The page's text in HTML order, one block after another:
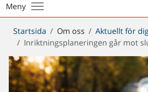
Meny
Du
är
här:
Startsida Om oss
Aktuellt för
Inriktningsplaneringen går mot